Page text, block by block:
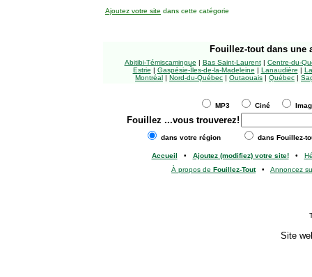
Ajoutez votre site dans cette catégorie
Fouillez-tout dans une
Abitibi-Témiscamingue | Bas Saint-Laurent| Centre-du-
Estrie | Gaspésie-Îles-de-la-Madeleine | Lanaudière |
Montréal | Nord-du-Québec | Outaouais | Québec |
MP3 Ciné
Fouillez ...vous trouverez!
dans votre région dans Fouillez-
Accueil • Ajoutez (modifiez) votre site!•
À propos de Fouillez-Tout• Annoncez
Site